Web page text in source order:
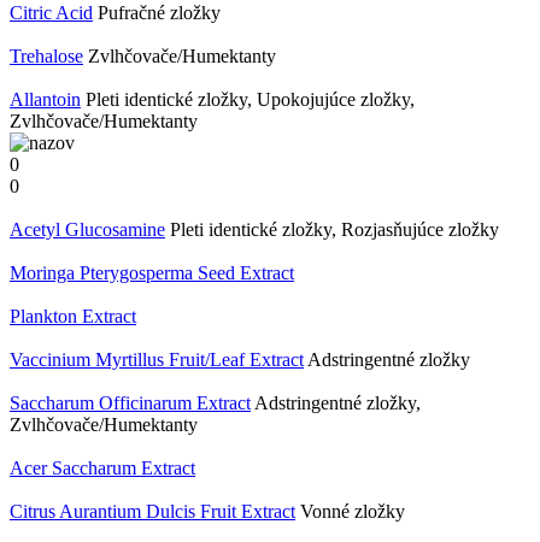
Citric Acid Pufračné zložky
Trehalose Zvlhčovače/Humektanty
Allantoin Pleti identické zložky, Upokojujúce zložky,
Zvlhčovače/Humektanty
0
0
Acetyl Glucosamine Pleti identické zložky, Rozjasňujúce zložky
Moringa Pterygosperma Seed Extract
Plankton Extract
Vaccinium Myrtillus Fruit/​Leaf Extract Adstringentné zložky
Saccharum Officinarum Extract Adstringentné zložky,
Zvlhčovače/Humektanty
Acer Saccharum Extract
Citrus Aurantium Dulcis Fruit Extract Vonné zložky